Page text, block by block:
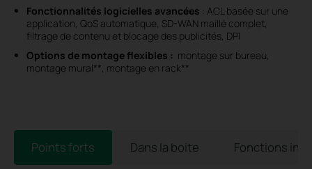
Fonctionnalités logicielles avancées : ACL basée sur une
application, QoS automatique, SD-WAN maillé complet,
filtrage de contenu et blocage des publicités, DPI
Options de montage flexibles : montage sur bureau,
montage mural**, montage en rack**
Points forts Dans la boite Fonctions